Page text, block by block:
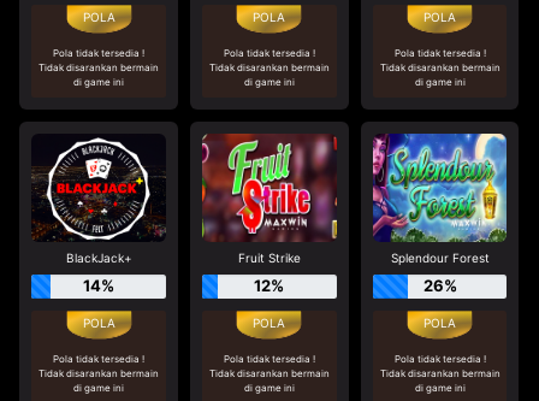
Pola tidak tersedia !
Tidak disarankan bermain
di game ini
Pola tidak tersedia !
Tidak disarankan bermain
di game ini
Pola tidak tersedia !
Tidak disarankan bermain
di game ini
BlackJack+
14%
Pola tidak tersedia !
Tidak disarankan bermain
di game ini
Fruit Strike
12%
Pola tidak tersedia !
Tidak disarankan bermain
di game ini
Splendour Forest
26%
Pola tidak tersedia !
Tidak disarankan bermain
di game ini